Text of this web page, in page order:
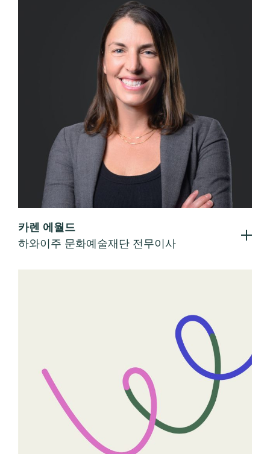
카렌 에월드
하와이주 문화예술재단 전무이사